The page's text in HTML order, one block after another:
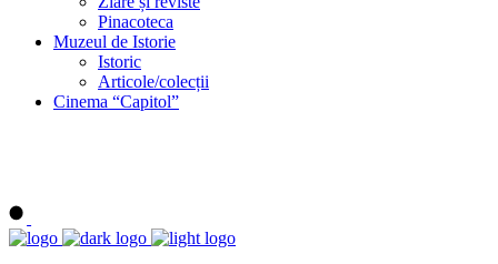
Pinacoteca
Muzeul de Istorie
Istoric
Articole/colecții
Cinema “Capitol”